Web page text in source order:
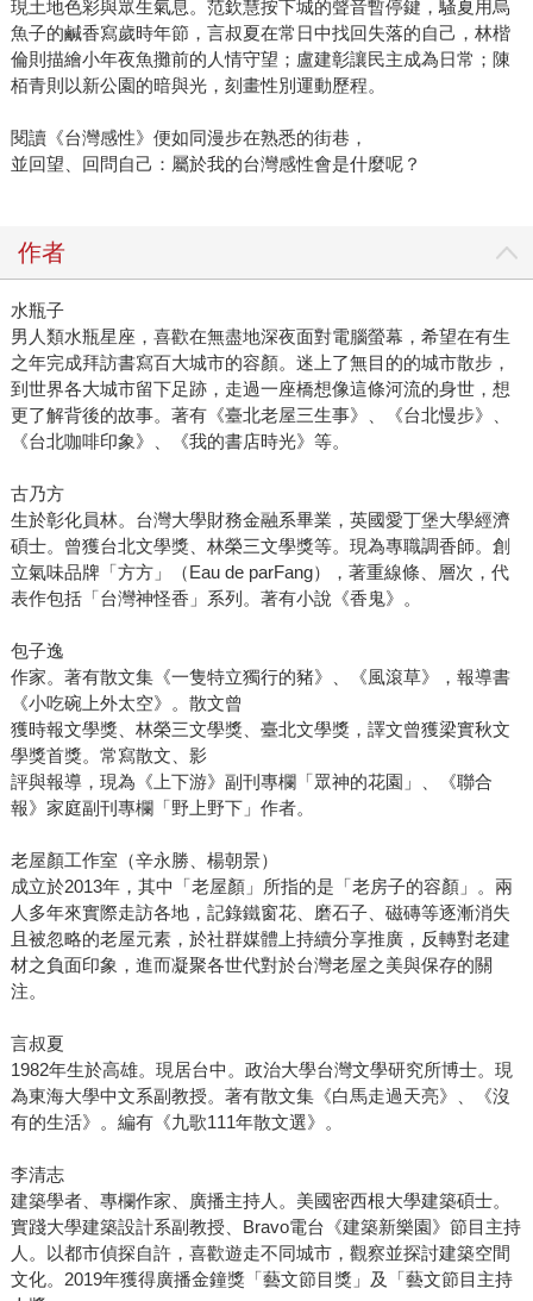
現土地色彩與眾生氣息。范欽慧按下城的聲音暫停鍵，騷夏用烏
魚子的鹹香寫歲時年節，言叔夏在常日中找回失落的自己，林楷
倫則描繪小年夜魚攤前的人情守望；盧建彰讓民主成為日常；陳
栢青則以新公園的暗與光，刻畫性別運動歷程。
閱讀《台灣感性》便如同漫步在熟悉的街巷，
並回望、回問自己：屬於我的台灣感性會是什麼呢？
作者
水瓶子
男人類水瓶星座，喜歡在無盡地深夜面對電腦螢幕，希望在有生
之年完成拜訪書寫百大城市的容顏。迷上了無目的的城市散步，
到世界各大城市留下足跡，走過一座橋想像這條河流的身世，想
更了解背後的故事。著有《臺北老屋三生事》、《台北慢步》、
《台北咖啡印象》、《我的書店時光》等。
古乃方
生於彰化員林。台灣大學財務金融系畢業，英國愛丁堡大學經濟
碩士。曾獲台北文學獎、林榮三文學獎等。現為專職調香師。創
立氣味品牌「方方」（Eau de parFang），著重線條、層次，代
表作包括「台灣神怪香」系列。著有小說《香鬼》。
包子逸
作家。著有散文集《一隻特立獨行的豬》、《風滾草》，報導書
《小吃碗上外太空》。散文曾
獲時報文學獎、林榮三文學獎、臺北文學獎，譯文曾獲梁實秋文
學獎首獎。常寫散文、影
評與報導，現為《上下游》副刊專欄「眾神的花園」、《聯合
報》家庭副刊專欄「野上野下」作者。
老屋顏工作室（辛永勝、楊朝景）
成立於2013年，其中「老屋顏」所指的是「老房子的容顏」。兩
人多年來實際走訪各地，記錄鐵窗花、磨石子、磁磚等逐漸消失
且被忽略的老屋元素，於社群媒體上持續分享推廣，反轉對老建
材之負面印象，進而凝聚各世代對於台灣老屋之美與保存的關
注。
言叔夏
1982年生於高雄。現居台中。政治大學台灣文學研究所博士。現
為東海大學中文系副教授。著有散文集《白馬走過天亮》、《沒
有的生活》。編有《九歌111年散文選》。
李清志
建築學者、專欄作家、廣播主持人。美國密西根大學建築碩士。
實踐大學建築設計系副教授、Bravo電台《建築新樂園》節目主持
人。以都市偵探自許，喜歡遊走不同城市，觀察並探討建築空間
文化。2019年獲得廣播金鐘獎「藝文節目獎」及「藝文節目主持